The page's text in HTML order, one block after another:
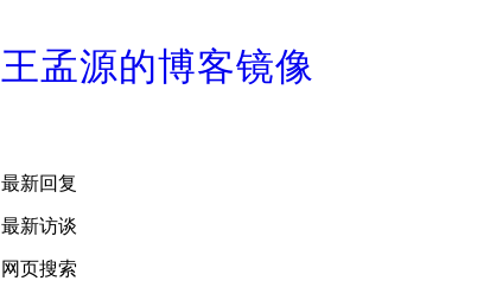
王孟源的博客镜像
最新回复
最新访谈
网页搜索